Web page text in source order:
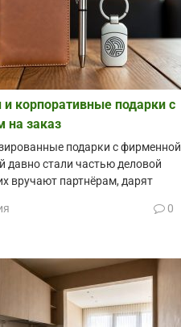
корпоративные подарки с
на заказ
подарки с фирменной
давно стали частью деловой
вручают партнёрам, дарят
0